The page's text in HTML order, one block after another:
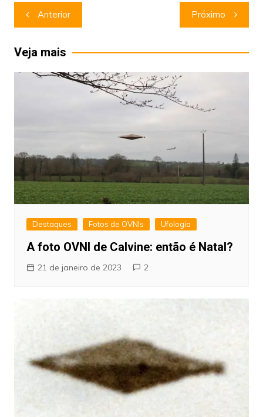
Navegação
de
Post
Anterior Próximo
Veja mais
Destaques Fotos de OVNIs Ufologia
A foto OVNI de Calvine: então é Natal?
21 de janeiro de 2023 2